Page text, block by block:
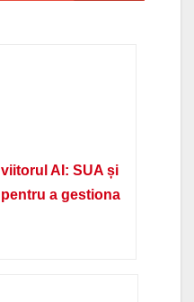
AI: SUA și
a gestiona